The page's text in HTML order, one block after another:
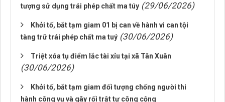
tượng sử dụng trái phép chất ma túy (29/06/2026)
Khởi tố, bắt tạm giam 01 bị can về hành vi can tội
tàng trữ trái phép chất ma tuý (30/06/2026)
Triệt xóa tụ điểm lắc tài xỉu tại xã Tân Xuân
(30/06/2026)
Khởi tố, bắt tạm giam đối tượng chống người thi
hành công vụ và gây rối trật tự công cộng